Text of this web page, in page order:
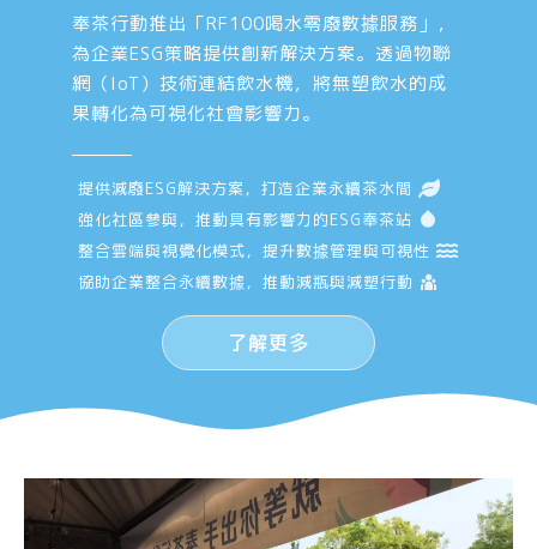
奉茶行動推出「RF100喝水零廢數據服務」，
為企業ESG策略提供創新解決方案。透過物聯
網（IoT）技術連結飲水機，將無塑飲水的成
果轉化為可視化社會影響力。
提供減廢ESG解決方案，打造企業永續茶水間
強化社區參與，推動具有影響力的ESG奉茶站
整合雲端與視覺化模式，提升數據管理與可視性
協助企業整合永續數據，推動減瓶與減塑行動
了解更多
Slide Title